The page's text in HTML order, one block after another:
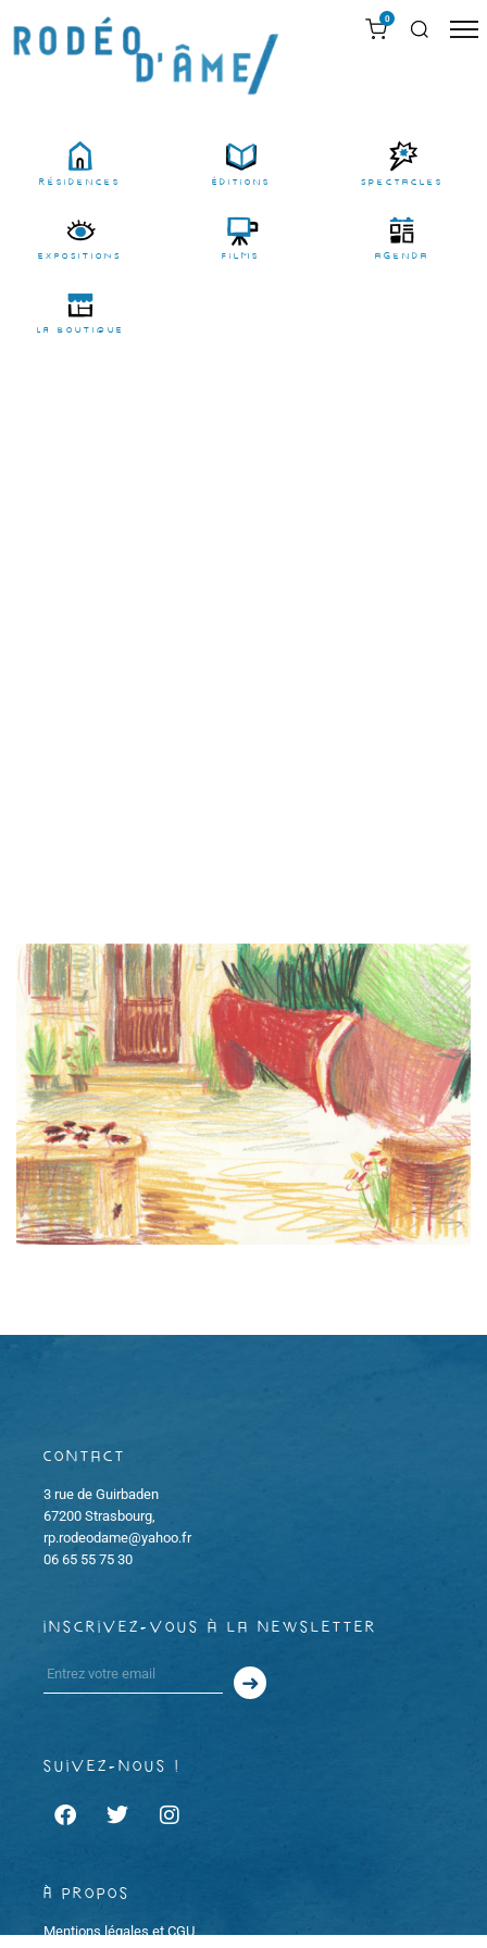
0
résidences Éditions Spectacles
EXPOSITIONS films agenda
LA BOUTIQUE
Contact
3 rue de Guirbaden
67200 Strasbourg,
rp.rodeodame@yahoo.fr
06 65 55 75 30
inscrivez-vous à la newsletter
suivez-nous !
À propos
Mentions légales et CGU